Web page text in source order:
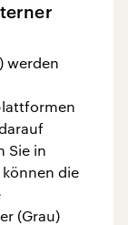
werden
Sie in
können die
(Grau)